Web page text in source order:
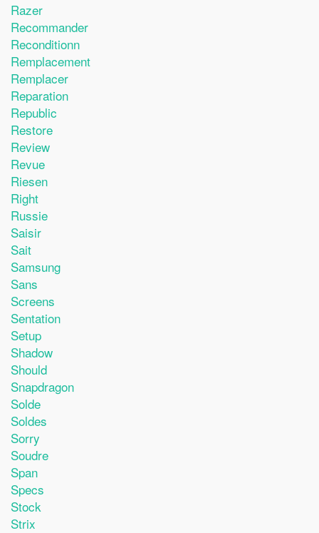
Razer
Recommander
Reconditionn
Remplacement
Remplacer
Reparation
Republic
Restore
Review
Revue
Riesen
Right
Russie
Saisir
Sait
Samsung
Sans
Screens
Sentation
Setup
Shadow
Should
Snapdragon
Solde
Soldes
Sorry
Soudre
Span
Specs
Stock
Strix